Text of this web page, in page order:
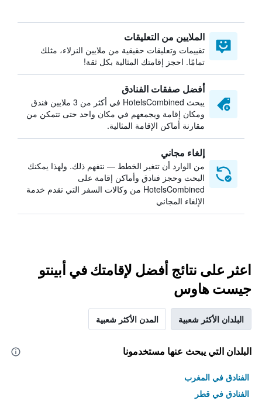
الملايين من التعليقات
تقييمات وتعليقات حقيقية من ملايين النزلاء، مثلك
تمامًا. احجز إقامتك المثالية بكل ثقة!
أفضل صفقات الفنادق
يبحث HotelsCombined في أكثر من 3 ملايين فندق
ومكان إقامة ويجمعهم في مكان واحد حتى تتمكن من
مقارنة أماكن الإقامة المثالية.
إلغاء مجاني
من الوارد أن تتغير الخطط — نتفهم ذلك. ولهذا يمكنك
البحث وحجز فنادق وأماكن إقامة على
HotelsCombined من وكالات السفر التي تقدم خدمة
الإلغاء المجاني
اعثر على نتائج أفضل لإقامتك في أبينتو
جيست هاوس
البلدان الأكثر شعبية المدن الأكثر شعبية
البلدان التي يبحث عنها مستخدمونا
الفنادق في المغرب
الفنادق في قطر